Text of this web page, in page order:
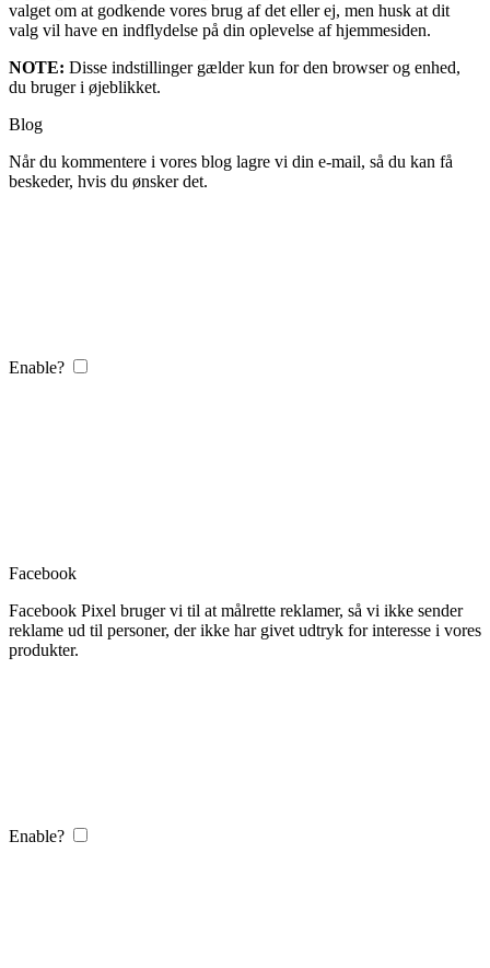
valget om at godkende vores brug af det eller ej, men husk at dit
valg vil have en indflydelse på din oplevelse af hjemmesiden.
NOTE: Disse indstillinger gælder kun for den browser og enhed,
du bruger i øjeblikket.
Blog
Når du kommentere i vores blog lagre vi din e-mail, så du kan få
beskeder, hvis du ønsker det.
Enable?
Facebook
Facebook Pixel bruger vi til at målrette reklamer, så vi ikke sender
reklame ud til personer, der ikke har givet udtryk for interesse i vores
produkter.
Enable?